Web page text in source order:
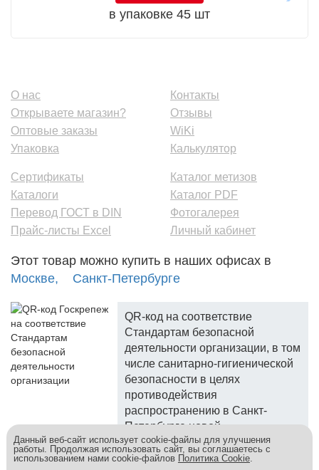
в упаковке 45 шт
О нас
Открываете магазин?
Оптовые заказы
Упаковка
Контакты
Отзывы
WiKi
Калькулятор
Сертификаты
Каталоги
Перевод ГОСТ в DIN
Прайс-листы Excel
Каталог метизов
Каталог PDF
Фотогалерея
Личный кабинет
Этот товар можно купить в наших офисах в
Москве,
Санкт-Петербурге
QR-код на соответствие
Стандартам безопасной
деятельности организации, в том
числе санитарно-гигиенической
безопасности в целях
противодействия
распространению в Санкт-
Петербурге новой
коронавирусной инфекции.
Данный веб-сайт использует cookie-файлы для улучшения
работы. Продолжая использовать сайт, вы соглашаетесь с
использованием нами cookie-файлов Политика Cookie.